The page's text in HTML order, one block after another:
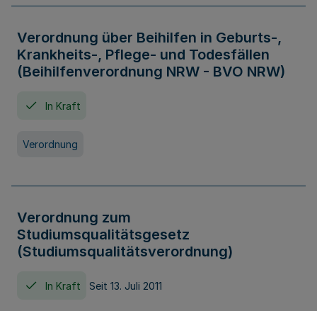
Verordnung über Beihilfen in Geburts-,
Krankheits-, Pflege- und Todesfällen
(Beihilfenverordnung NRW - BVO NRW)
In Kraft
Verordnung
Verordnung zum
Studiumsqualitätsgesetz
(Studiumsqualitätsverordnung)
In Kraft Seit 13. Juli 2011